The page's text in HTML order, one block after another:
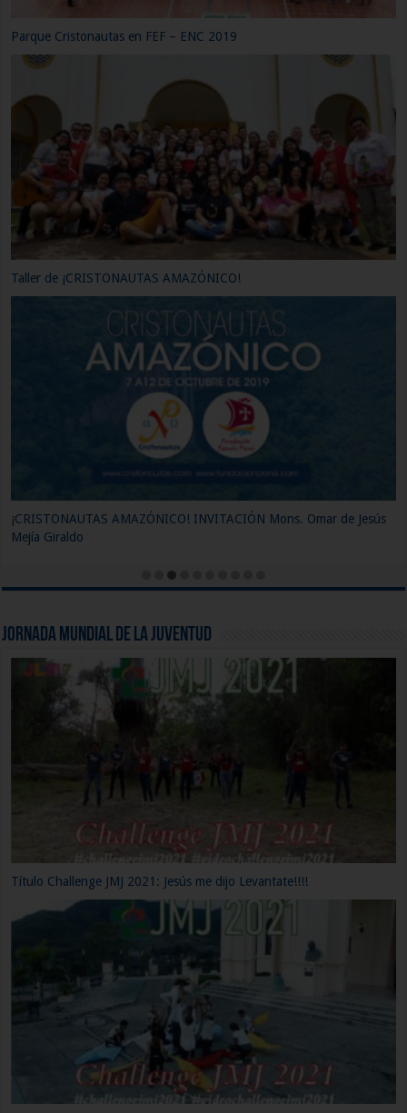
¡CRISTONAUTAS AMAZÓNICO!
Parque Cristonautas, Rimini meeting 2019 – Día 4
Parque Cristonautas, Rimini meeting 2019 – Día 3
Jornada Mundial de la Juventud
Título Challenge JMJ 2021: Jesús me dijo Levantate!!!!